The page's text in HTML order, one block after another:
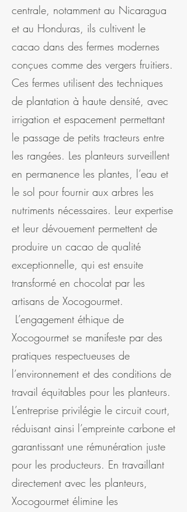
centrale, notamment au Nicaragua
et au Honduras, ils cultivent le
cacao dans des fermes modernes
conçues comme des vergers fruitiers.
Ces fermes utilisent des techniques
de plantation à haute densité, avec
irrigation et espacement permettant
le passage de petits tracteurs entre
les rangées. Les planteurs surveillent
en permanence les plantes, l’eau et
le sol pour fournir aux arbres les
nutriments nécessaires. Leur expertise
et leur dévouement permettent de
produire un cacao de qualité
exceptionnelle, qui est ensuite
transformé en chocolat par les
artisans de Xocogourmet.
L’engagement éthique de
Xocogourmet se manifeste par des
pratiques respectueuses de
l’environnement et des conditions de
travail équitables pour les planteurs.
L’entreprise privilégie le circuit court,
réduisant ainsi l’empreinte carbone et
garantissant une rémunération juste
pour les producteurs. En travaillant
directement avec les planteurs,
Xocogourmet élimine les